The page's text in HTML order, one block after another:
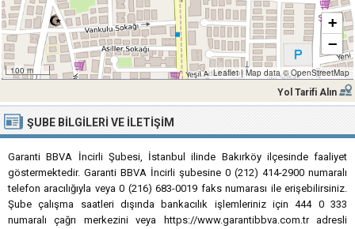
100 m
+
−
Leaflet |Map data ©OpenStreetMap
Yol Tarifi Alın
ŞUBE BILGILERI VE İLETIŞIM
Garanti BBVA İncirli Şubesi, İstanbul ilinde Bakırköy ilçesinde faaliyet
göstermektedir. Garanti BBVA İncirli şubesine 0 (212) 414-2900 numaralı
telefon aracılığıyla veya 0 (216) 683-0019 faks numarası ile erişebilirsiniz.
Şube çalışma saatleri dışında bankacılık işlemleriniz için 444 0 333
numaralı çağrı merkezini veya https://www.garantibbva.com.tr adresli